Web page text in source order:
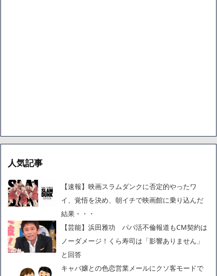
人気記事
【速報】映画スラムダンクに否定的やったワ
イ、覚悟を決め、朝イチで映画館に乗り込んだ
結果・・・
【芸能】浜田雅功 パパ活不倫報道もCM契約は
ノーダメージ！くら寿司は「影響ありません」
と回答
キャバ嬢との色恋営業メールにクソ客モードで